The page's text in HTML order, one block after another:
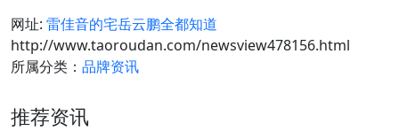
网址: 雷佳音的宅岳云鹏全都知道
http://www.taoroudan.com/newsview478156.html
所属分类： 品牌资讯
推荐资讯